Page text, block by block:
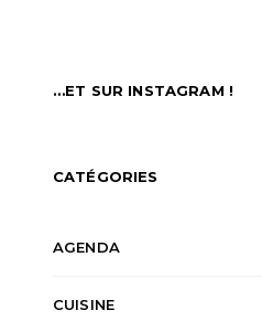
…ET SUR INSTAGRAM !
CATÉGORIES
AGENDA
CUISINE